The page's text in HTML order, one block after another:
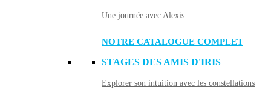
Une journée avec Alexis
NOTRE CATALOGUE COMPLET
STAGES DES AMIS D'IRIS
Explorer son intuition avec les constellations